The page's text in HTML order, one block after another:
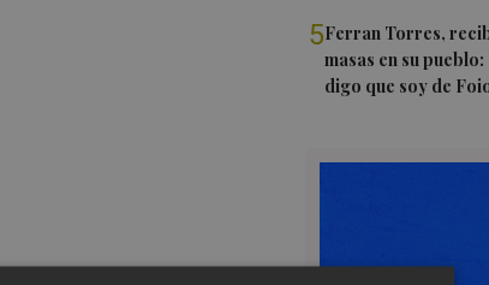
5Ferran Torres,
masas en su
digo que soy de